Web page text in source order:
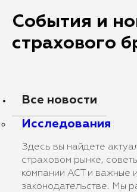
События и
страхового
Все новости
Исследования
Здесь вы найдете
страховом рынке,
компании АСТ и важные
законодательстве. Мы